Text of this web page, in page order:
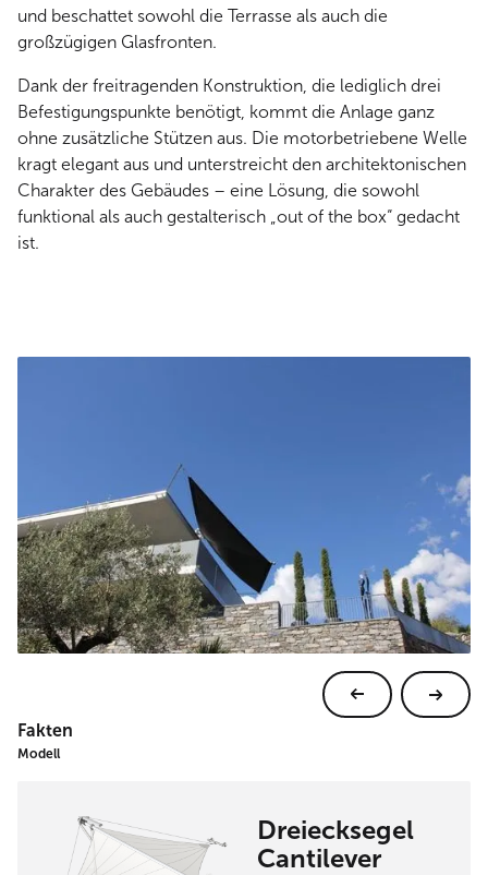
und beschattet sowohl die Terrasse als auch die
großzügigen Glasfronten.
Dank der freitragenden Konstruktion, die lediglich drei
Befestigungspunkte benötigt, kommt die Anlage ganz
ohne zusätzliche Stützen aus. Die motorbetriebene Welle
kragt elegant aus und unterstreicht den architektonischen
Charakter des Gebäudes – eine Lösung, die sowohl
funktional als auch gestalterisch „out of the box“ gedacht
ist.
Fakten
Modell
Dreiecksegel
Cantilever